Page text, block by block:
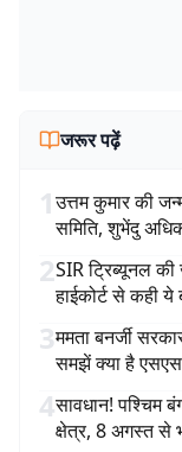
जरूर पढ़ें
1उत्तम कुमार की
समिति, शुभेंदु
2SIR ट्रिब्यूनल की
हाईकोर्ट से कही ये
3ममता बनर्जी
समझें क्या है
4सावधान! पश्चिम
क्षेत्र, 8 अगस्त से